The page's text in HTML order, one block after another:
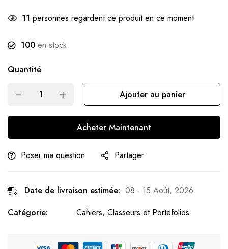
11 personnes regardent ce produit en ce moment
100 en stock
Quantité
Ajouter au panier
Acheter Maintenant
Poser ma question Partager
Date de livraison estimée: 08 - 15 Août, 2026
Catégorie:
Cahiers, Classeurs et Portefolios